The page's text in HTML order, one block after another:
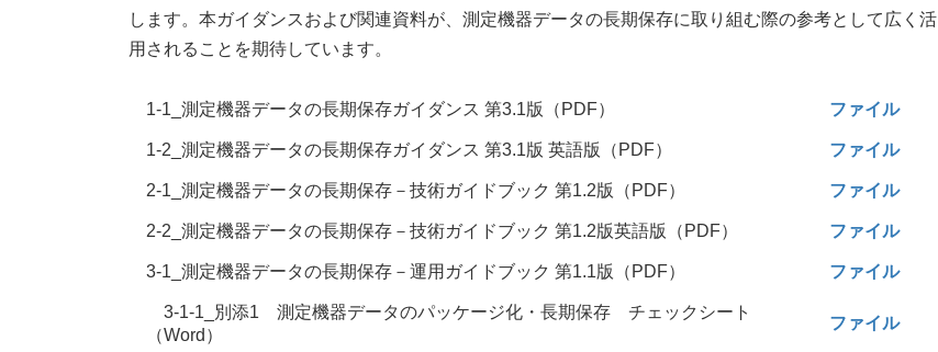
します。本ガイダンスおよび関連資料が、測定機器データの長期保存に取り組む際の参考として広く活
用されることを期待しています。
1-1_測定機器データの長期保存ガイダンス 第3.1版（PDF） ファイル
1-2_測定機器データの長期保存ガイダンス 第3.1版 英語版（PDF） ファイル
2-1_測定機器データの長期保存－技術ガイドブック 第1.2版（PDF） ファイル
2-2_測定機器データの長期保存－技術ガイドブック 第1.2版英語版（PDF） ファイル
3-1_測定機器データの長期保存－運用ガイドブック 第1.1版（PDF） ファイル
3-1-1_別添1 測定機器データのパッケージ化・長期保存 チェックシート
（Word）
ファイル